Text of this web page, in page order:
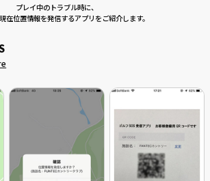
プレイ中のトラブル時に、
在位置情報を発信するアプリをご紹介します。